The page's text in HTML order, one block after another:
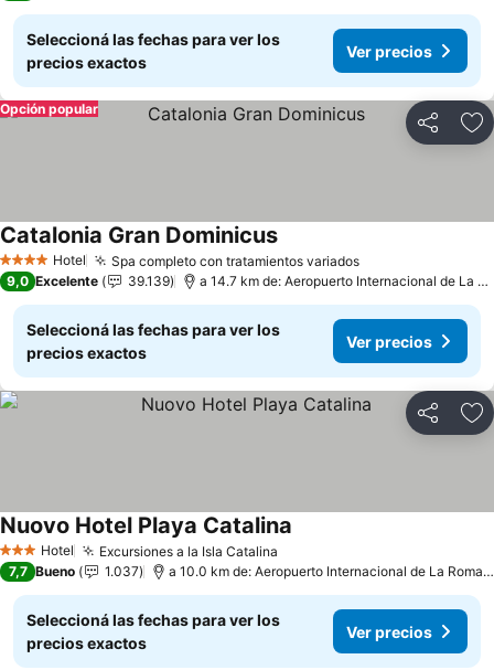
Seleccioná las fechas para ver los
precios exactos
Ver precios
Compartir
Opción popular
4 EstrellasHotel Spa completo con tratamientos variados
Catalonia Gran Dominicus
9,0 Excelente 39.139 a 14.7 km de: Aeropuerto Internacional de La Romana
Seleccioná las fechas para ver los
precios exactos
Ver precios
Compartir
3 Estrellas
Hotel Excursiones a la Isla Catalina
Nuovo Hotel Playa Catalina
7,7 Bueno 1.037 a 10.0 km de: Aeropuerto Internacional de La Romana
Seleccioná las fechas para ver los
precios exactos
Ver precios